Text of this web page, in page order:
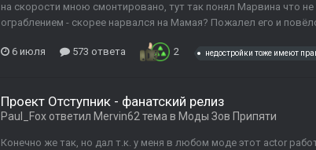
на скорости мною смонтировано, тут так понял Марвина что
ограблением - скорее нарвался на Мамая? Пожалел его и
6 июля 573 ответа 2 недостройки тоже имеют
Проект Отступник - фанатский релиз
Paul_Fox ответил Mervin62 тема в Моды Зов Припяти
Конечно же так, но дал т.к. у меня в любом моде этот actor